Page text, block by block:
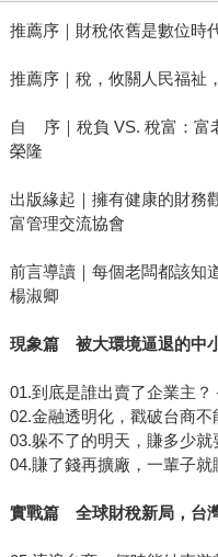
推薦序｜財稅依舊是數位時
推薦序｜稅，攸關人民福祉
自 序｜稅負 VS. 稅富：富
榮隆
出版緣起｜擁有健康的財務
富管理交流協會
前言導讀｜每個老闆都該知
楊淑卿
現象篇 被大環境逼退的中
01.到底是誰出賣了企業主
02.金融透明化，戳破台商
03.躲不了的明天，賺多少
04.賺了錢再擴廠，一輩子
實戰篇 全球財稅新局，台